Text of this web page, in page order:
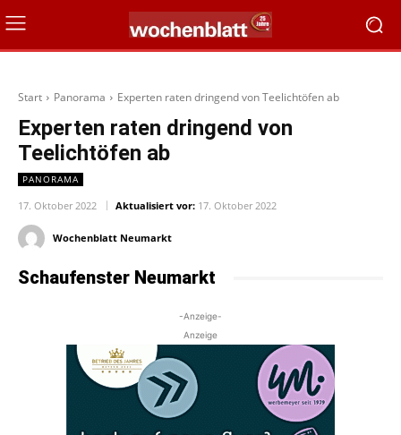
Start Panorama Experten raten dringend von Teelichtöfen ab
Experten raten dringend von
Teelichtöfen ab
PANORAMA
17. Oktober 2022 Aktualisiert vor: 17. Oktober 2022
Wochenblatt Neumarkt
Schaufenster Neumarkt
-Anzeige-
Anzeige